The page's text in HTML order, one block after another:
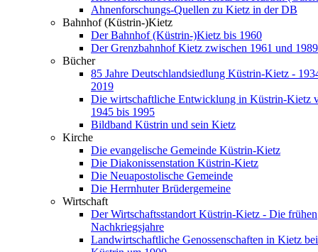
Ahnenforschungs-Quellen zu Kietz in der DB
Bahnhof (Küstrin-)Kietz
Der Bahnhof (Küstrin-)Kietz bis 1960
Der Grenzbahnhof Kietz zwischen 1961 und 1989
Bücher
85 Jahre Deutschlandsiedlung Küstrin-Kietz -
2019
Die wirtschaftliche Entwicklung in Küstrin-Kietz
1945 bis 1995
Bildband Küstrin und sein Kietz
Kirche
Die evangelische Gemeinde Küstrin-Kietz
Die Diakonissenstation Küstrin-Kietz
Die Neuapostolische Gemeinde
Die Herrnhuter Brüdergemeine
Wirtschaft
Der Wirtschaftsstandort Küstrin-Kietz - Die frühen
Nachkriegsjahre
Landwirtschaftliche Genossenschaften in Kietz bei